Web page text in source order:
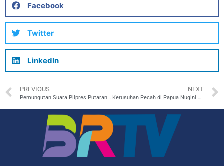
Facebook
Twitter
LinkedIn
PREVIOUS
Pemungutan Suara Pilpres Putaran Kedua pada 26 Juni 2024
NEXT
Kerusuhan Pecah di Papua Nugini Akibat Gaji PNS Dipotong